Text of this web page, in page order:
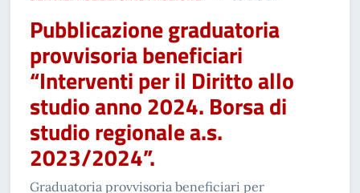
Pubblicazione graduatoria
provvisoria beneficiari
“Interventi per il Diritto allo
studio anno 2024. Borsa di
studio regionale a.s.
2023/2024”.
Graduatoria provvisoria beneficiari per